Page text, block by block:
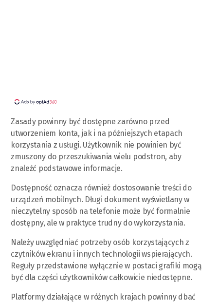
Zasady powinny być dostępne zarówno przed
utworzeniem konta, jak i na późniejszych etapach
korzystania z usługi. Użytkownik nie powinien być
zmuszony do przeszukiwania wielu podstron, aby
znaleźć podstawowe informacje.
Dostępność oznacza również dostosowanie treści do
urządzeń mobilnych. Długi dokument wyświetlany w
nieczytelny sposób na telefonie może być formalnie
dostępny, ale w praktyce trudny do wykorzystania.
Należy uwzględniać potrzeby osób korzystających z
czytników ekranu i innych technologii wspierających.
Reguły przedstawione wyłącznie w postaci grafiki mogą
być dla części użytkowników całkowicie niedostępne.
Platformy działające w różnych krajach powinny dbać